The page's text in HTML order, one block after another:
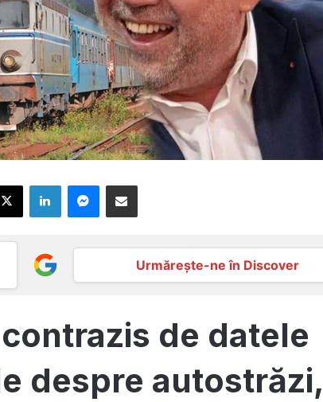
X LinkedInMessenger
Distribuie prin mail
Urmărește-ne în Discover
de datele
despre autostrăzi,